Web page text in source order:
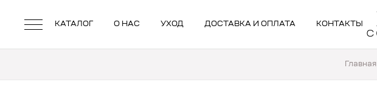
КАТАЛОГ О НАС УХОД ДОСТАВКА И ОПЛАТА КОНТАКТЫ
Главная